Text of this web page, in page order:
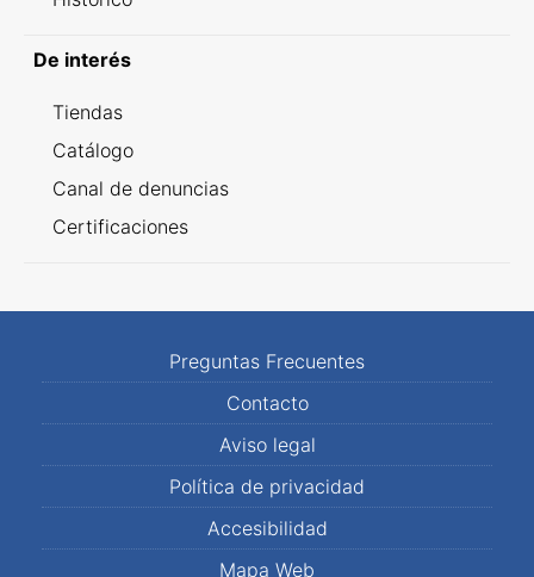
De interés
Tiendas
Catálogo
Canal de denuncias
Certificaciones
Preguntas Frecuentes
Contacto
Aviso legal
Política de privacidad
Accesibilidad
Mapa Web